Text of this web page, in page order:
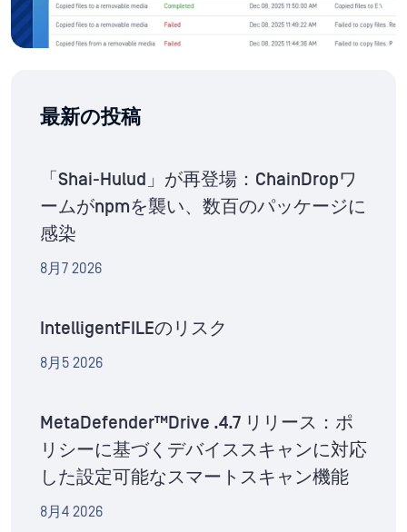
最新の投稿
「Shai-Hulud」が再登場：ChainDropワ
ームがnpmを襲い、数百のパッケージに
感染
8月7 2026
IntelligentFILEのリスク
8月5 2026
MetaDefender™Drive .4.7 リリース：ポ
リシーに基づくデバイススキャンに対応
した設定可能なスマートスキャン機能
8月4 2026